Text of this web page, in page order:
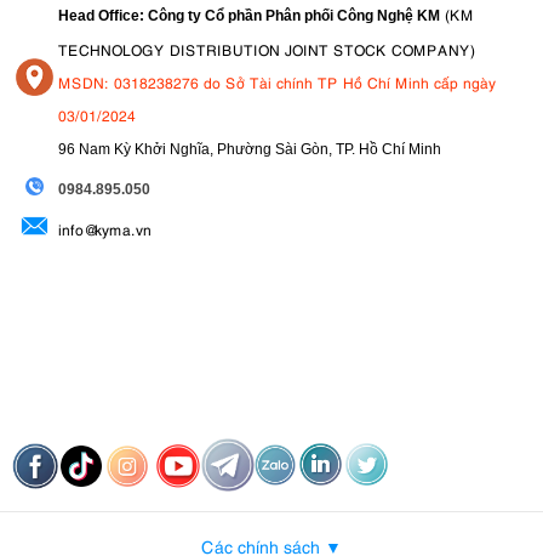
Head Office: Công ty Cổ phần Phân phối Công Nghệ KM (KM
TECHNOLOGY DISTRIBUTION JOINT STOCK COMPANY)
MSDN: 0318238276 do Sở Tài chính TP Hồ Chí Minh cấp ngày
03/01/2024
96 Nam Kỳ Khởi Nghĩa, Phường Sài Gòn, TP. Hồ Chí Minh
0984.895.050
info@kyma.vn
Các chính sách ▼